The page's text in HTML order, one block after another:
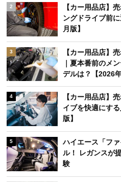
2
【カー用品店】
ングドライブ前
月版】
3
【カー用品店】
｜夏本番前のメ
デルは？【2026年
4
【カー用品店】
イブを快適にす
版】
5
ハイエース「フ
ル！ レガンスが
験